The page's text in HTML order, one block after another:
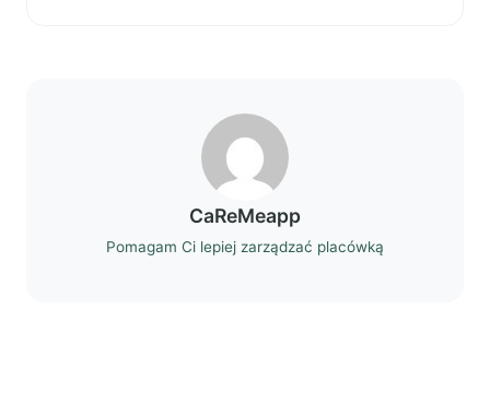
CaReMeapp
Pomagam Ci lepiej zarządzać placówką